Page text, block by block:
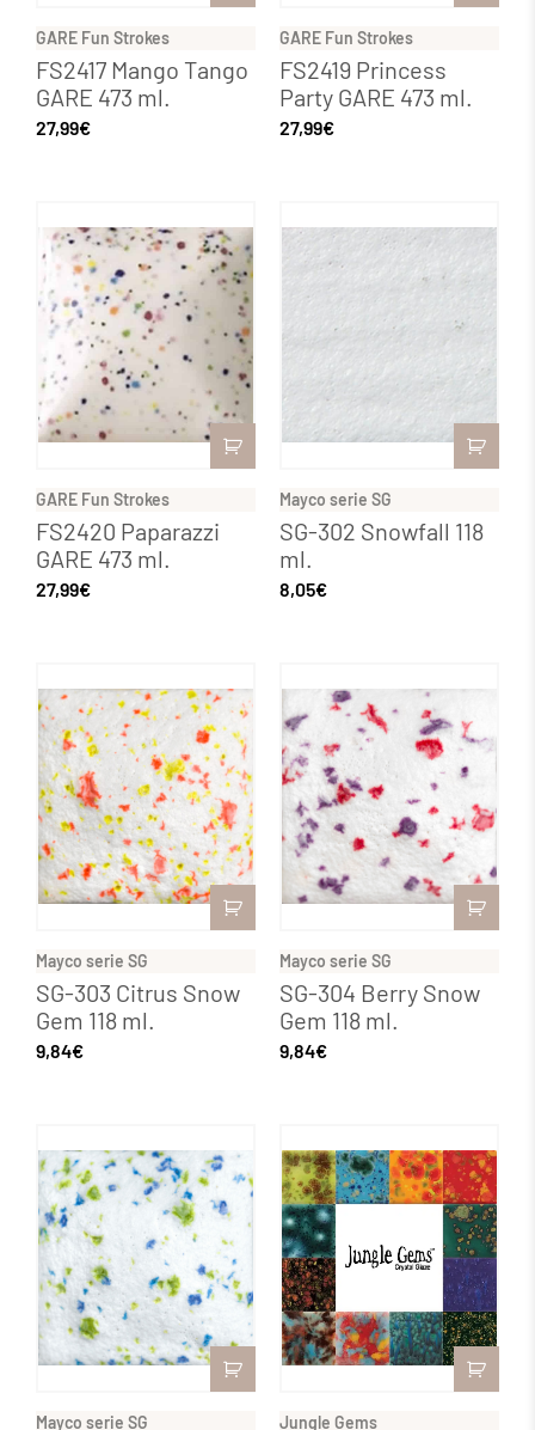
GARE Fun Strokes
FS2417 Mango Tango
GARE 473 ml.
27,99€
GARE Fun Strokes
FS2419 Princess
Party GARE 473 ml.
27,99€
GARE Fun Strokes
FS2420 Paparazzi
GARE 473 ml.
27,99€
Mayco serie SG
SG-302 Snowfall 118
ml.
8,05€
Mayco serie SG
SG-303 Citrus Snow
Gem 118 ml.
9,84€
Mayco serie SG
SG-304 Berry Snow
Gem 118 ml.
9,84€
Mayco serie SG Jungle Gems